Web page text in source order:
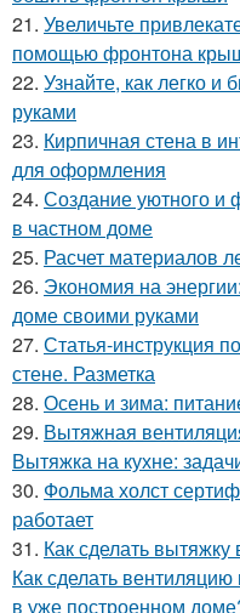
21. Увеличьте
помощью фронтона
22. Узнайте, как легко
руками
23. Кирпичная стена в
для оформления
24. Создание уютного и
в частном доме
25. Расчет материалов
26. Экономия на
доме своими руками
27. Статья-инструкция
стене. Разметка
28. Осень и зима:
29. Вытяжная
Вытяжка на кухне:
30. Фольма холст
работает
31. Как сделать
Как сделать
в уже построенном